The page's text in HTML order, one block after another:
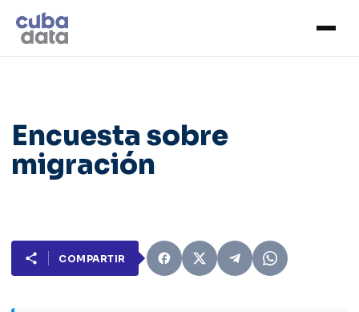
Encuesta sobre
migración
COMPARTIR